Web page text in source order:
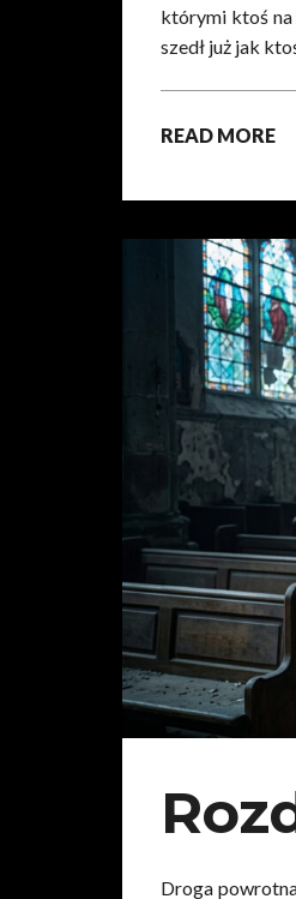
którymi ktoś na
szedł już jak
READ MORE
Droga